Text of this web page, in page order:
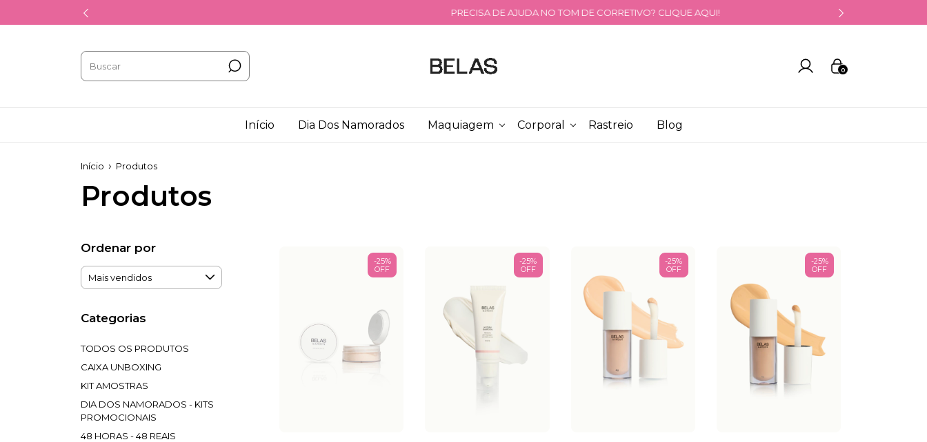
PRECISA DE AJUDA NO TOM DE CORRETIVO? CLIQUE AQUI!
0
Início Dia Dos Namorados Maquiagem Corporal Rastreio Blog
Início Produtos
Produtos
Ordenar por
Categorias
TODOS OS PRODUTOS
CAIXA UNBOXING
KIT AMOSTRAS
DIA DOS NAMORADOS - KITS
PROMOCIONAIS
48 HORAS - 48 REAIS
-25%
OFF
-25%
OFF
-25%
OFF
-25%
OFF